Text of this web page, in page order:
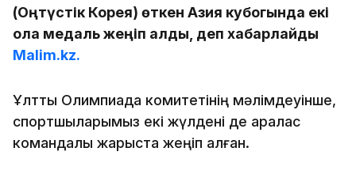
(Оңтүстік Корея) өткен Азия кубогында екі
қола медаль жеңіп алды, деп хабарлайды
Malim.kz.
Ұлттық Олимпиада комитетінің мәлімдеуінше,
спортшыларымыз екі жүлдені де аралас
командалық жарыста жеңіп алған.